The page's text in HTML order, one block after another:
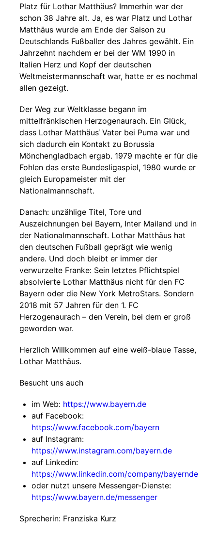
Platz für Lothar Matthäus? Immerhin war der
schon 38 Jahre alt. Ja, es war Platz und Lothar
Matthäus wurde am Ende der Saison zu
Deutschlands Fußballer des Jahres gewählt. Ein
Jahrzehnt nachdem er bei der WM 1990 in
Italien Herz und Kopf der deutschen
Weltmeistermannschaft war, hatte er es nochmal
allen gezeigt.
Der Weg zur Weltklasse begann im
mittelfränkischen Herzogenaurach. Ein Glück,
dass Lothar Matthäus‘ Vater bei Puma war und
sich dadurch ein Kontakt zu Borussia
Mönchengladbach ergab. 1979 machte er für die
Fohlen das erste Bundesligaspiel, 1980 wurde er
gleich Europameister mit der
Nationalmannschaft.
Danach: unzählige Titel, Tore und
Auszeichnungen bei Bayern, Inter Mailand und in
der Nationalmannschaft. Lothar Matthäus hat
den deutschen Fußball geprägt wie wenig
andere. Und doch bleibt er immer der
verwurzelte Franke: Sein letztes Pflichtspiel
absolvierte Lothar Matthäus nicht für den FC
Bayern oder die New York MetroStars. Sondern
2018 mit 57 Jahren für den 1. FC
Herzogenaurach – den Verein, bei dem er groß
geworden war.
Herzlich Willkommen auf eine weiß-blaue Tasse,
Lothar Matthäus.
Besucht uns auch
im Web: https://www.bayern.de
auf Facebook:
https://www.facebook.com/bayern
auf Instagram:
https://www.instagram.com/bayern.de
auf Linkedin:
https://www.linkedin.com/company/bayernde
oder nutzt unsere Messenger-Dienste:
https://www.bayern.de/messenger
Sprecherin: Franziska Kurz